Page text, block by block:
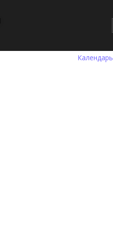
Календарь